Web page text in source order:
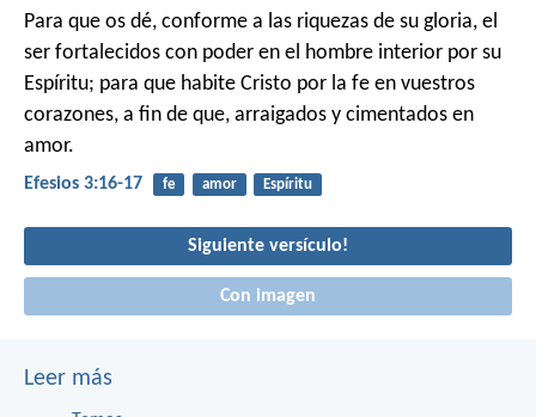
Para que os dé, conforme a las riquezas de su gloria, el
ser fortalecidos con poder en el hombre interior por su
Espíritu; para que habite Cristo por la fe en vuestros
corazones, a fin de que, arraigados y cimentados en
amor.
Efesios 3:16-17 fe amor Espíritu
Siguiente versículo!
Con imagen
Leer más